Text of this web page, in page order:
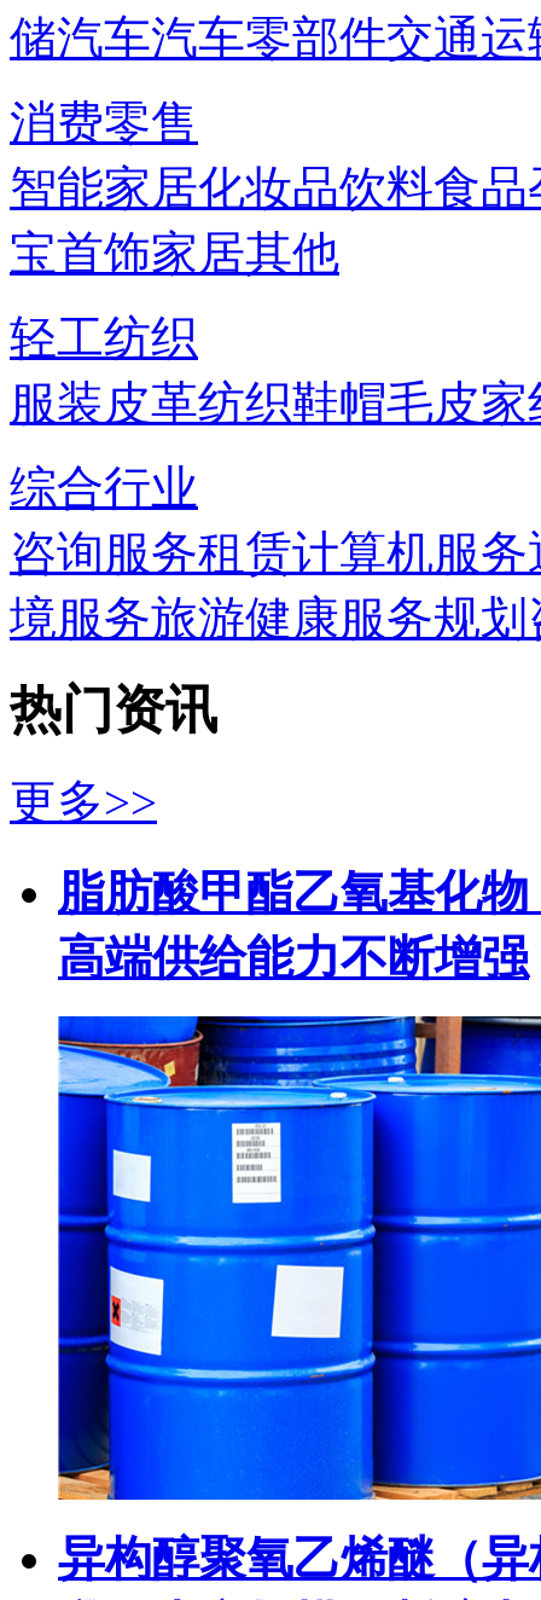
储汽车汽车零部件交通
消费零售
智能家居化妆品饮料食品
宝首饰家居其他
轻工纺织
服装皮革纺织鞋帽毛皮家
综合行业
咨询服务租赁计算机服务
境服务旅游健康服务规划
热门资讯
更多>>
脂肪酸甲酯乙氧基化
高端供给能力不断增强
异构醇聚氧乙烯醚（